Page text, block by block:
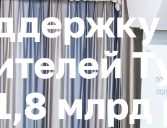
млрд